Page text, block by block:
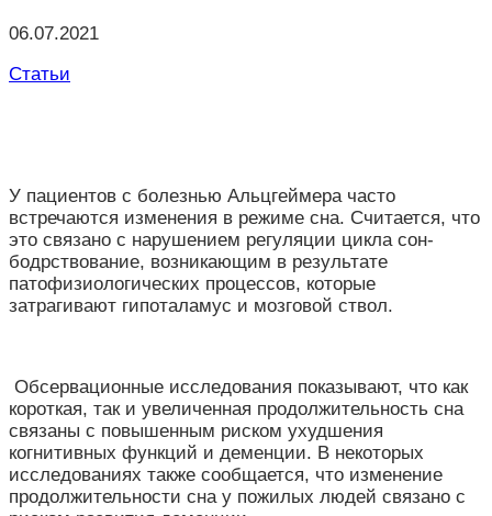
06.07.2021
Статьи
У пациентов с болезнью Альцгеймера часто
встречаются изменения в режиме сна. Считается, что
это связано с нарушением регуляции цикла сон-
бодрствование, возникающим в результате
патофизиологических процессов, которые
затрагивают гипоталамус и мозговой ствол.
Обсервационные исследования показывают, что как
короткая, так и увеличенная продолжительность сна
связаны с повышенным риском ухудшения
когнитивных функций и деменции. В некоторых
исследованиях также сообщается, что изменение
продолжительности сна у пожилых людей связано с